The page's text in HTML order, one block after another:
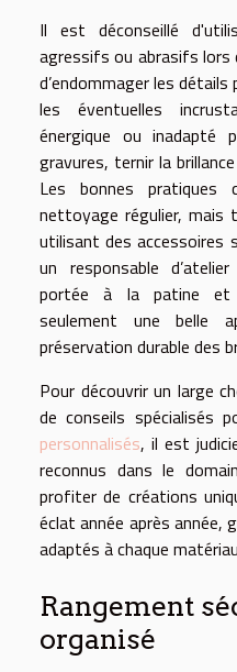
Il est déconseillé
agressifs ou abrasifs
d’endommager les
les éventuelles
énergique ou inadapté
gravures, ternir la
Les bonnes
nettoyage régulier, mais
utilisant des accessoires
un responsable
portée à la patine et
seulement une belle
préservation durable des
Pour découvrir un large
de conseils spécialisés
personnalisés, il est
reconnus dans le
profiter de créations
éclat année après année,
adaptés à chaque
Rangement
organisé